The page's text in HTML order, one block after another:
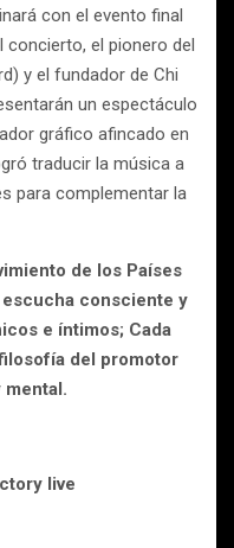
con el evento final
concierto, el pionero del
y el fundador de Chi
un espectáculo
gráfico afincado en
traducir la música a
para complementar la
de los Países
consciente y
e íntimos; Cada
del promotor
live